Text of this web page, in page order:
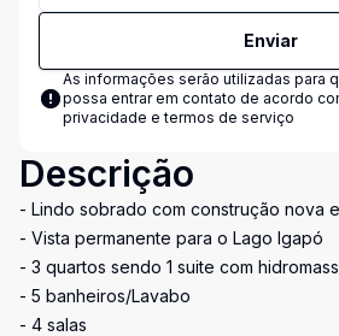
Enviar
As informações serão utilizadas para
possa entrar em contato de acordo
privacidade e termos de serviço
Descrição
- Lindo sobrado com construção nova
- Vista permanente para o Lago Igapó
- 3 quartos sendo 1 suite com
- 5 banheiros/Lavabo
- 4 salas